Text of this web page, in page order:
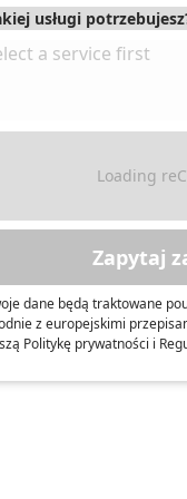
Loading
Zapytaj
dane będą traktowane
z europejskimi
Politykę prywatności i